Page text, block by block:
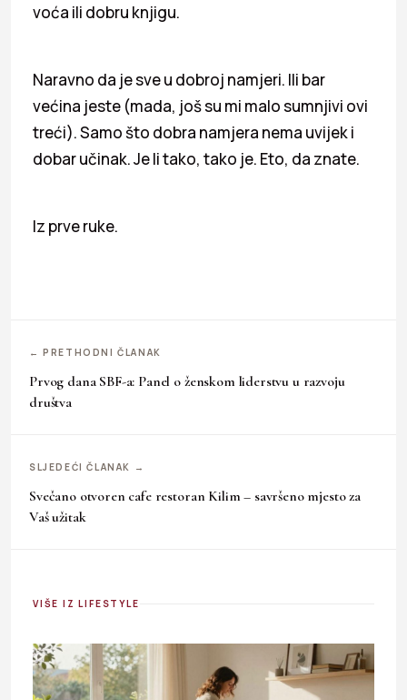
voća ili dobru knjigu.
Naravno da je sve u dobroj namjeri. Ili bar
većina jeste (mada, još su mi malo sumnjivi ovi
treći). Samo što dobra namjera nema uvijek i
dobar učinak. Je li tako, tako je. Eto, da znate.
Iz prve ruke.
← PRETHODNI ČLANAK
Prvog dana SBF-a: Panel o ženskom liderstvu u razvoju
društva
SLJEDEĆI ČLANAK →
Svečano otvoren cafe restoran Kilim – savršeno mjesto za
Vaš užitak
VIŠE IZ LIFESTYLE